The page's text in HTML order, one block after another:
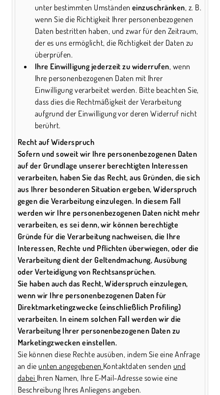
unter bestimmten Umständen einzuschränken, z. B.
wenn Sie die Richtigkeit Ihrer personenbezogenen
Daten bestritten haben, und zwar für den Zeitraum,
der es uns ermöglicht, die Richtigkeit der Daten zu
überprüfen.
Ihre Einwilligung jederzeit zu widerrufen, wenn
Ihre personenbezogenen Daten mit Ihrer
Einwilligung verarbeitet werden. Bitte beachten Sie,
dass dies die Rechtmäßigkeit der Verarbeitung
aufgrund der Einwilligung vor deren Widerruf nicht
berührt.
Recht auf Widerspruch
Sofern und soweit wir Ihre personenbezogenen Daten
auf der Grundlage unserer berechtigten Interessen
verarbeiten, haben Sie das Recht, aus Gründen, die sich
aus Ihrer besonderen Situation ergeben, Widerspruch
gegen die Verarbeitung einzulegen. In diesem Fall
werden wir Ihre personenbezogenen Daten nicht mehr
verarbeiten, es sei denn, wir können berechtigte
Gründe für die Verarbeitung nachweisen, die Ihre
Interessen, Rechte und Pflichten überwiegen, oder die
Verarbeitung dient der Geltendmachung, Ausübung
oder Verteidigung von Rechtsansprüchen.
Sie haben auch das Recht, Widerspruch einzulegen,
wenn wir Ihre personenbezogenen Daten für
Direktmarketingzwecke (einschließlich Profiling)
verarbeiten. In einem solchen Fall werden wir die
Verarbeitung Ihrer personenbezogenen Daten zu
Marketingzwecken einstellen.
Sie können diese Rechte ausüben, indem Sie eine Anfrage
an die unten angegebenen Kontaktdaten senden und
dabei Ihren Namen, Ihre E-Mail-Adresse sowie eine
Beschreibung Ihres Anliegens angeben.